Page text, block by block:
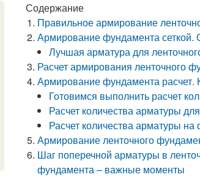
Содержание
Правильное армирование
Армирование фундамента сеткой.
Лучшая арматура для
Расчет армирования ленточного
Армирование фундамента расчет.
Готовимся выполнить расчет
Расчет количества арматуры
Расчет количества арматуры
Армирование ленточного
Шаг поперечной арматуры в
фундамента – важные моменты